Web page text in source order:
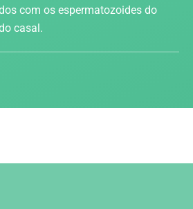
com os espermatozoides do
casal.